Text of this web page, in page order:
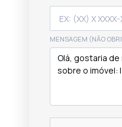
MENSAGEM (NÃO